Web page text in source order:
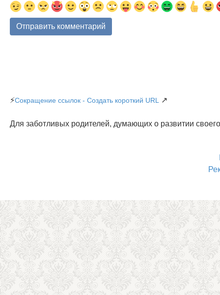
⚡Сокращение ссылок - Создать короткий URL ↗
Для заботливых родителей, думающих о развитии